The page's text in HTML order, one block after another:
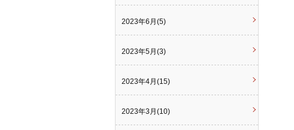
2023年6月(5)
2023年5月(3)
2023年4月(15)
2023年3月(10)